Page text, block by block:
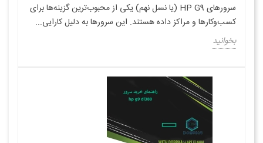
سرورهای HP G9 (یا نسل نهم) یکی از محبوب‌ترین گزینه‌ها برای
کسب‌وکارها و مراکز داده هستند. این سرورها به دلیل کارایی...
بخوانید